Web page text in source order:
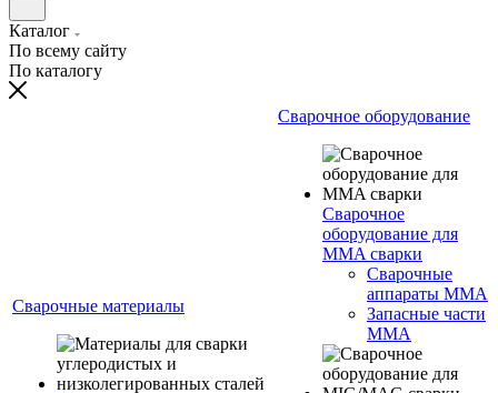
Каталог
По всему сайту
По каталогу
Сварочные материалы
Сварочное оборудование
Сварочное
оборудование для
MMA сварки
Сварочные
аппараты MMA
Запасные части
MMA